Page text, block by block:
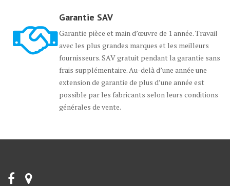
Garantie SAV
Garantie pièce et main d’œuvre de 1 année. Travail
avec les plus grandes marques et les meilleurs
fournisseurs. SAV gratuit pendant la garantie sans
frais supplémentaire. Au-delà d’une année une
extension de garantie de plus d’une année est
possible par les fabricants selon leurs conditions
générales de vente.